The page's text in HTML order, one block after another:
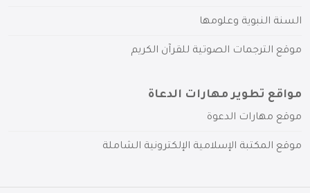
السنة النبوية وعلومها
موقع الترجمات الصوتية للقرآن الكريم
مواقع تطوير مهارات الدعاة
موقع مهارات الدعوة
موقع المكتبة الإسلامية الإلكترونية الشاملة